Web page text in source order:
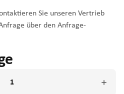
Sie unseren Vertrieb
über den Anfrage-